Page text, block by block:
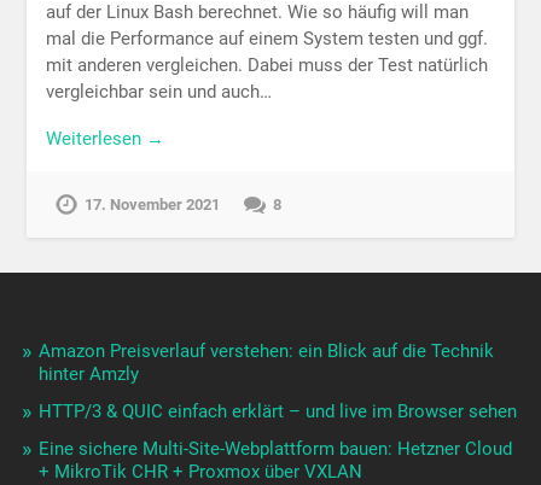
auf der Linux Bash berechnet. Wie so häufig will man
mal die Performance auf einem System testen und ggf.
mit anderen vergleichen. Dabei muss der Test natürlich
vergleichbar sein und auch…
Weiterlesen →
17. November 2021 8
Amazon Preisverlauf verstehen: ein Blick auf die Technik
hinter Amzly
HTTP/3 & QUIC einfach erklärt – und live im Browser sehen
Eine sichere Multi-Site-Webplattform bauen: Hetzner Cloud
+ MikroTik CHR + Proxmox über VXLAN